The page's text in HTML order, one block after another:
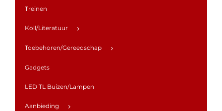
Treinen
Koll/Literatuur
Toebehoren/Gereedschap
Gadgets
LED TL Buizen/Lampen
Aanbieding